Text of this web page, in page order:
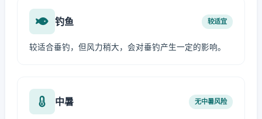
钓鱼 较适宜
较适合垂钓，但风力稍大，会对垂钓产生一定的影响。
中暑 无中暑风险